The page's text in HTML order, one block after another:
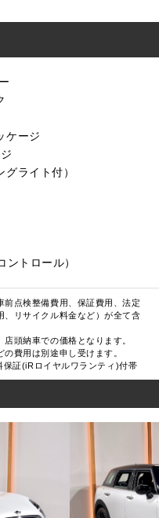
ケージ
ライト付）
トロール）
点検整備費用、保証費用、法定
、リサイクル料金など）が全て含
頭納車での価格となります。
費用は別途申し受けます。
証(iRロイヤルワランティ)付帯